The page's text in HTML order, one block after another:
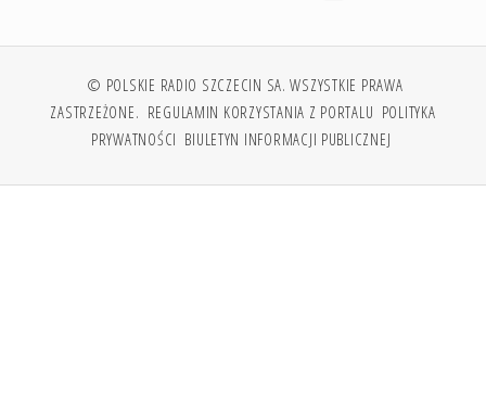
© POLSKIE RADIO SZCZECIN SA. WSZYSTKIE PRAWA
ZASTRZEŻONE. REGULAMIN KORZYSTANIA Z PORTALU POLITYKA
PRYWATNOŚCI BIULETYN INFORMACJI PUBLICZNEJ